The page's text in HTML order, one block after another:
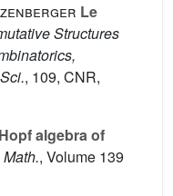
Le
Structures
, 109, CNR,
Hopf algebra of
, Volume 139